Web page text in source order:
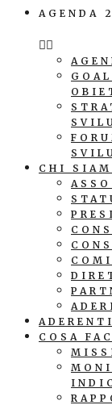
AGENDA
CHI
ADERENTI
COSA